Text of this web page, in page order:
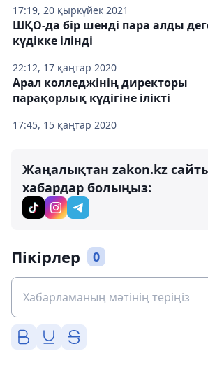
17:19, 20 қыркүйек 2021
22:12, 17 қаңтар 2020
ШҚО-да бір шенді пара алды
күдікке ілінді
17:45, 15 қаңтар 2020
Арал колледжінің директоры
парақорлық күдігіне ілікті
Жаңалықтан zakon.kz
хабардар болыңыз:
Пікірлер 0